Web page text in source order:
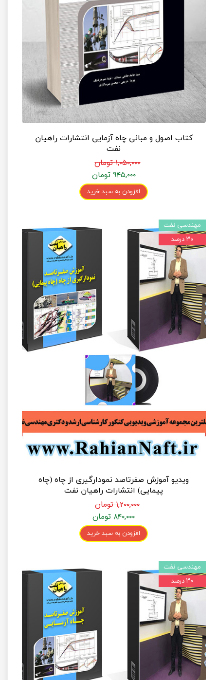
کتاب اصول و مبانی چاه آزمایی انتشارات راهیان
نفت
۱,۰۵۰,۰۰۰ تومان
۹۴۵,۰۰۰ تومان
افزودن به سبد خرید
ویدیو آموزش صفرتاصد نمودارگیری از چاه (چاه
پیمایی) انتشارات راهیان نفت
۱,۲۰۰,۰۰۰ تومان
۸۴۰,۰۰۰ تومان
افزودن به سبد خرید
مهندسی نفت
۳۰ درصد
مهندسی نفت
۳۰ درصد